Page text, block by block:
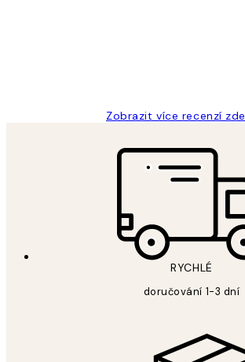
Zobrazit více recenzí zde
RYCHLÉ
doručování 1-3 dní